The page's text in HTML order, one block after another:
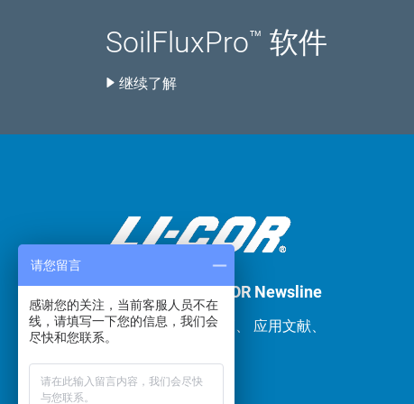
SoilFluxPro™ 软件
继续了解
欢迎订阅LI-COR Newsline
产品资讯、使用技巧、 应用文献、
培训通知
开始订阅
请您留言
感谢您的关注，当前客服人员不在
线，请填写一下您的信息，我们会
尽快和您联系。